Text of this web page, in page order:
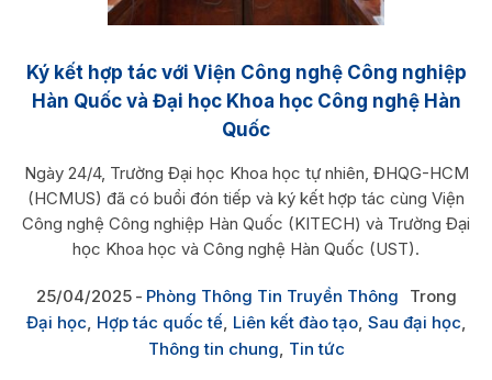
Ký kết hợp tác với Viện Công nghệ Công nghiệp
Hàn Quốc và Đại học Khoa học Công nghệ Hàn
Quốc
Ngày 24/4, Trường Đại học Khoa học tự nhiên, ĐHQG-HCM
(HCMUS) đã có buổi đón tiếp và ký kết hợp tác cùng Viện
Công nghệ Công nghiệp Hàn Quốc (KITECH) và Trường Đại
học Khoa học và Công nghệ Hàn Quốc (UST).
25/04/2025 Phòng Thông Tin Truyền Thông
Trong
Đại học Hợp tác quốc tế, Liên kết đào tạo, Sau đại học
Thông tin chung Tin tức